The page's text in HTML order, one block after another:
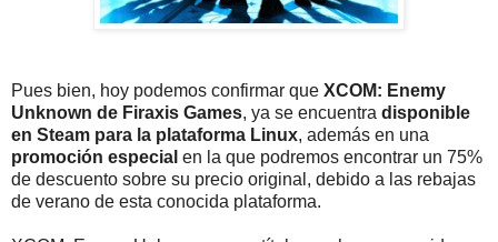
Pues bien, hoy podemos confirmar que XCOM: Enemy
Unknown de Firaxis Games, ya se encuentra disponible
en Steam para la plataforma Linux, además en una
promoción especial en la que podremos encontrar un 75%
de descuento sobre su precio original, debido a las rebajas
de verano de esta conocida plataforma.